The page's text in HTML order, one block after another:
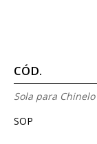
CÓD.
Sola para Chinelo
SOP